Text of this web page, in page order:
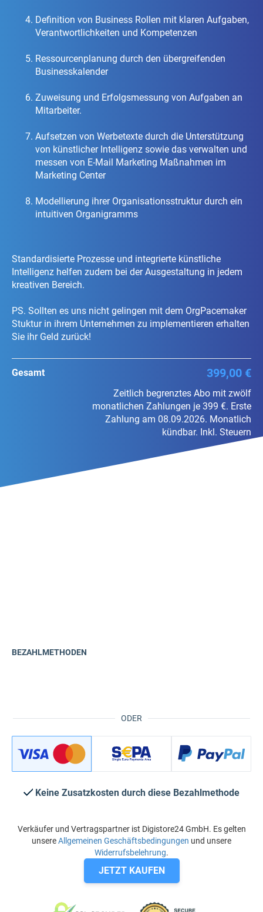
Definition von Business Rollen mit klaren Aufgaben,
Verantwortlichkeiten und Kompetenzen
Ressourcenplanung durch den übergreifenden
Businesskalender
Zuweisung und Erfolgsmessung von Aufgaben an
Mitarbeiter.
Aufsetzen von Werbetexte durch die Unterstützung
von künstlicher Intelligenz sowie das verwalten und
messen von E-Mail Marketing Maßnahmen im
Marketing Center
Modellierung ihrer Organisationsstruktur durch ein
intuitiven Organigramms
Standardisierte Prozesse und integrierte künstliche
Intelligenz helfen zudem bei der Ausgestaltung in jedem
kreativen Bereich.
PS. Sollten es uns nicht gelingen mit dem OrgPacemaker
Stuktur in ihrem Unternehmen zu implementieren erhalten
Sie ihr Geld zurück!
Gesamt 399,00 €
Zeitlich begrenztes Abo mit zwölf
monatlichen Zahlungen je 399 €. Erste
Zahlung am 08.09.2026. Monatlich
kündbar. Inkl. Steuern
ODER
BEZAHLMETHODEN
Keine Zusatzkosten durch diese Bezahlmethode
Verkäufer und Vertragspartner ist Digistore24 GmbH. Es gelten
unsereAllgemeinen Geschäftsbedingungen und unsere
Widerrufsbelehrung.
JETZT KAUFEN